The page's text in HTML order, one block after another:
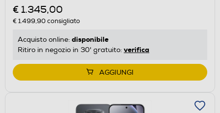
€ 1.345,00
€ 1.499,90consigliato
Acquisto online: disponibile
Ritiro in negozio in 30' gratuito: verifica
AGGIUNGI